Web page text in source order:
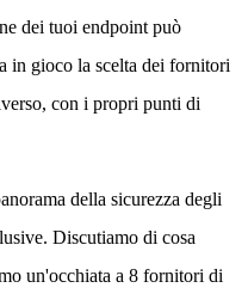
dei tuoi endpoint può
in gioco la scelta dei fornitori
con i propri punti di
della sicurezza degli
Discutiamo di cosa
un'occhiata a 8 fornitori di